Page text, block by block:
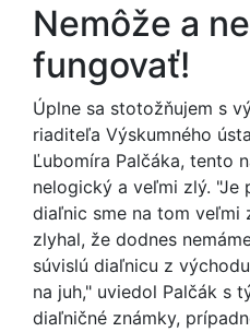
Nemôže a
fungovať!
Úplne sa stotožňujem s
riaditeľa Výskumného
Ľubomíra Palčáka, tento
nelogický a veľmi zlý. "Je
diaľnic sme na tom veľmi
zlyhal, že dodnes
súvislú diaľnicu z
na juh," uviedol Palčák s
diaľničné známky,